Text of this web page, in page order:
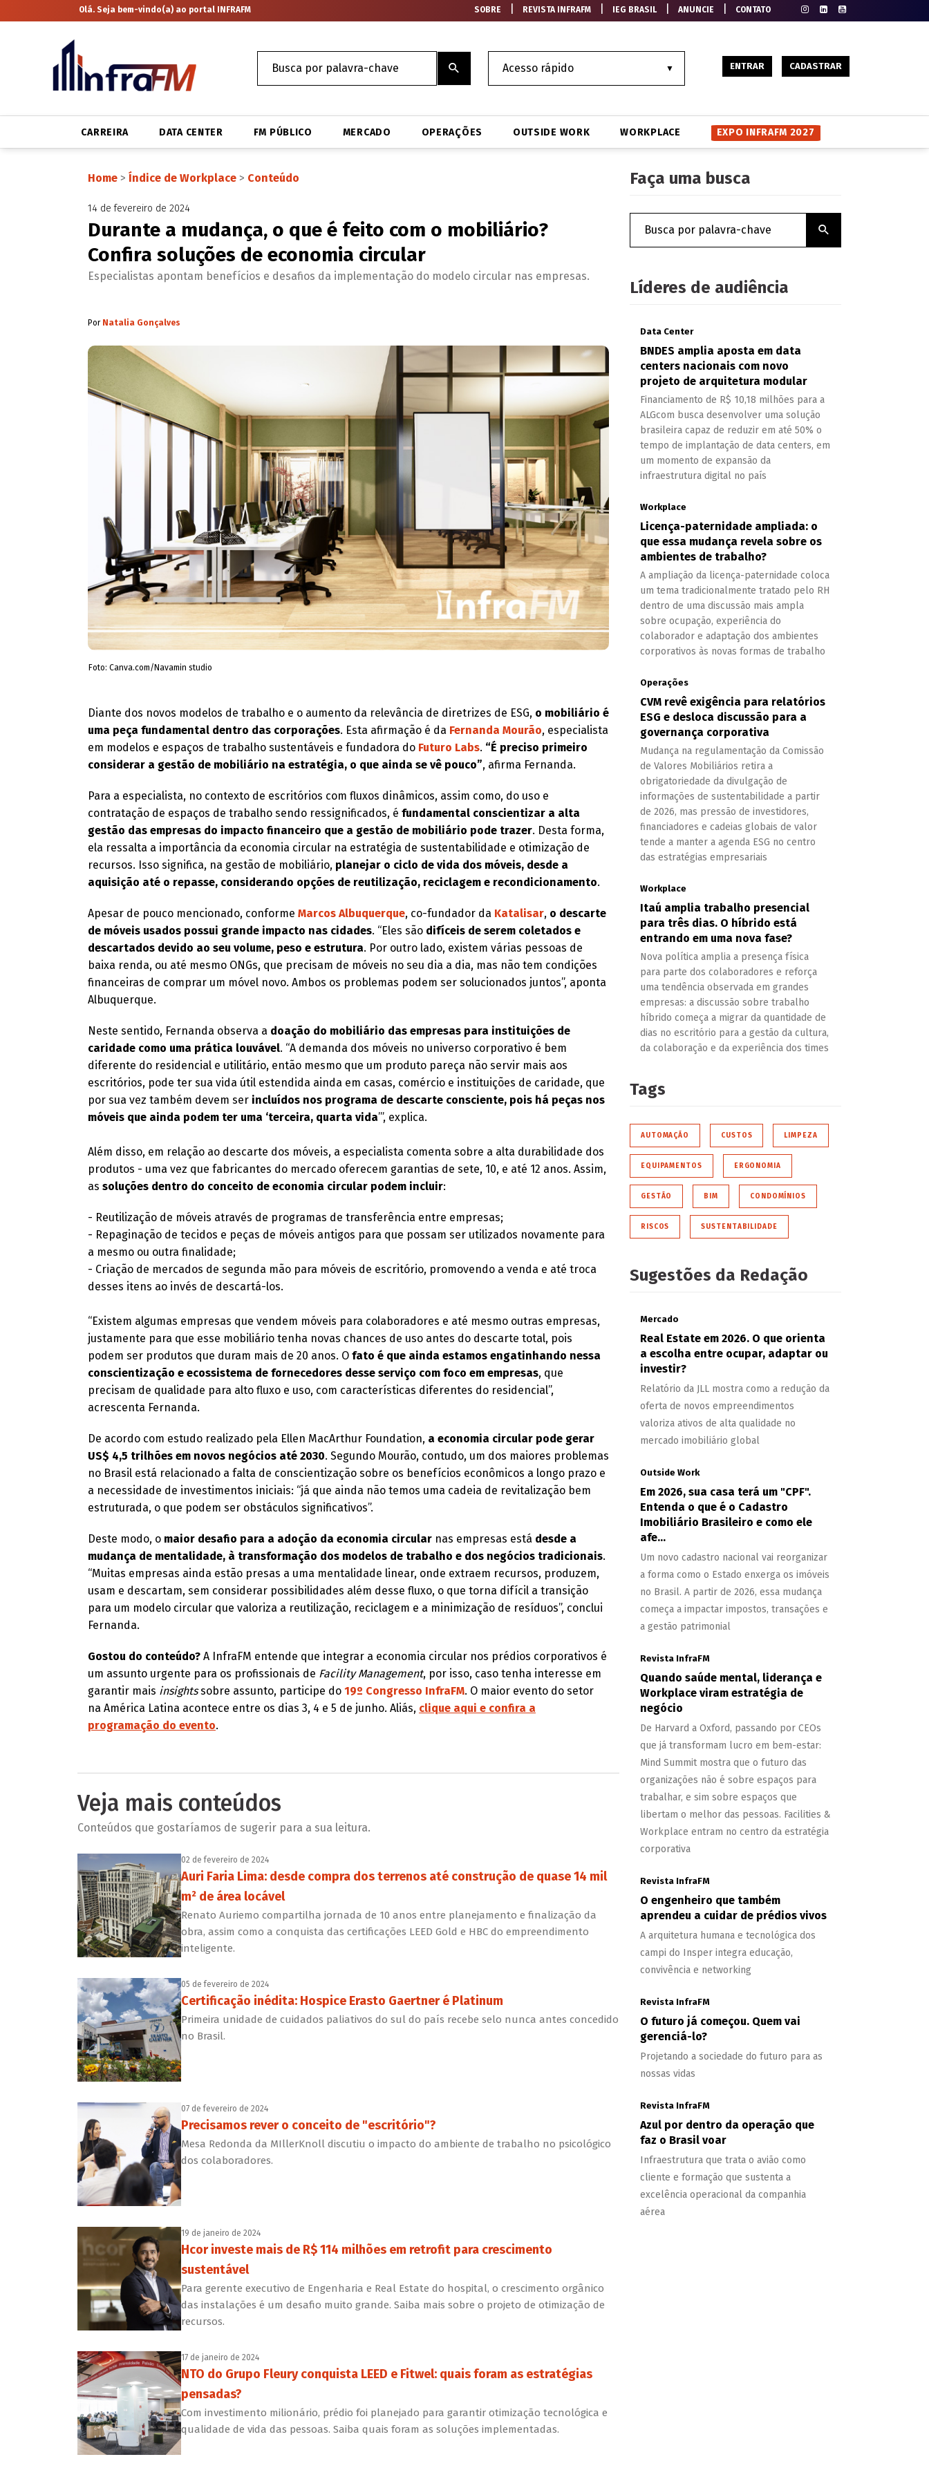
Olá. Seja bem-vindo(a) ao portal INFRAFM SOBRE REVISTA INFRAFM IEG BRASIL|ANUNCIE CONTATO
ENTRAR CADASTRAR
CARREIRA DATA CENTER FM PÚBLICO MERCADO OPERAÇÕES OUTSIDE WORK WORKPLACE EXPO INFRAFM 2027
Home> Índice de Workplace> Conteúdo
14 de fevereiro de 2024
Durante a mudança, o que é feito com o mobiliário?
Confira soluções de economia circular
Especialistas apontam benefícios e desafios da implementação do modelo circular nas empresas.
Por Natalia Gonçalves
Foto: Canva.com/Navamin studio
Diante dos novos modelos de trabalho e o aumento da relevância de diretrizes de ESG, o mobiliário é
uma peça fundamental dentro das corporações. Esta afirmação é da Fernanda Mourão, especialista
em modelos e espaços de trabalho sustentáveis e fundadora do Futuro Labs. “É preciso primeiro
considerar a gestão de mobiliário na estratégia, o que ainda se vê pouco”, afirma Fernanda.
Para a especialista, no contexto de escritórios com fluxos dinâmicos, assim como, do uso e
contratação de espaços de trabalho sendo ressignificados, é fundamental conscientizar a alta
gestão das empresas do impacto financeiro que a gestão de mobiliário pode trazer. Desta forma,
ela ressalta a importância da economia circular na estratégia de sustentabilidade e otimização de
recursos. Isso significa, na gestão de mobiliário, planejar o ciclo de vida dos móveis, desde a
aquisição até o repasse, considerando opções de reutilização, reciclagem e recondicionamento.
Apesar de pouco mencionado, conforme Marcos Albuquerque, co-fundador da Katalisar,o descarte
de móveis usados possui grande impacto nas cidades. “Eles são difíceis de serem coletados e
descartados devido ao seu volume, peso e estrutura. Por outro lado, existem várias pessoas de
baixa renda, ou até mesmo ONGs, que precisam de móveis no seu dia a dia, mas não tem condições
financeiras de comprar um móvel novo. Ambos os problemas podem ser solucionados juntos”, aponta
Albuquerque.
Neste sentido, Fernanda observa a doação do mobiliário das empresas para instituições de
caridade como uma prática louvável. “A demanda dos móveis no universo corporativo é bem
diferente do residencial e utilitário, então mesmo que um produto pareça não servir mais aos
escritórios, pode ter sua vida útil estendida ainda em casas, comércio e instituições de caridade, que
por sua vez também devem ser incluídos nos programa de descarte consciente, pois há peças nos
móveis que ainda podem ter uma ‘terceira, quarta vida’”, explica.
Além disso, em relação ao descarte dos móveis, a especialista comenta sobre a alta durabilidade dos
produtos - uma vez que fabricantes do mercado oferecem garantias de sete, 10, e até 12 anos. Assim,
as soluções dentro do conceito de economia circular podem incluir:
- Reutilização de móveis através de programas de transferência entre empresas;
- Repaginação de tecidos e peças de móveis antigos para que possam ser utilizados novamente para
a mesmo ou outra finalidade;
- Criação de mercados de segunda mão para móveis de escritório, promovendo a venda e até troca
desses itens ao invés de descartá-los.
“Existem algumas empresas que vendem móveis para colaboradores e até mesmo outras empresas,
justamente para que esse mobiliário tenha novas chances de uso antes do descarte total, pois
podem ser produtos que duram mais de 20 anos. O fato é que ainda estamos engatinhando nessa
conscientização e ecossistema de fornecedores desse serviço com foco em empresas, que
precisam de qualidade para alto fluxo e uso, com características diferentes do residencial”,
acrescenta Fernanda.
De acordo com estudo realizado pela Ellen MacArthur Foundation, a economia circular pode gerar
US$ 4,5 trilhões em novos negócios até 2030. Segundo Mourão, contudo, um dos maiores problemas
no Brasil está relacionado a falta de conscientização sobre os benefícios econômicos a longo prazo e
a necessidade de investimentos iniciais: “já que ainda não temos uma cadeia de revitalização bem
estruturada, o que podem ser obstáculos significativos”.
Deste modo, o maior desafio para a adoção da economia circular nas empresas estádesde a
mudança de mentalidade, à transformação dos modelos de trabalho e dos negócios tradicionais.
“Muitas empresas ainda estão presas a uma mentalidade linear, onde extraem recursos, produzem,
usam e descartam, sem considerar possibilidades além desse fluxo, o que torna difícil a transição
para um modelo circular que valoriza a reutilização, reciclagem e a minimização de resíduos”, conclui
Fernanda.
Gostou do conteúdo? A InfraFM entende que integrar a economia circular nos prédios corporativos é
um assunto urgente para os profissionais de Facility Management, por isso, caso tenha interesse em
garantir mais insightssobre assunto, participe do 19º Congresso InfraFM. O maior evento do setor
na América Latina acontece entre os dias 3, 4 e 5 de junho. Aliás, clique aqui e confira a
programação do evento.
Veja mais conteúdos
Conteúdos que gostaríamos de sugerir para a sua leitura.
02 de fevereiro de 2024
Auri Faria Lima: desde compra dos terrenos até construção de quase 14 mil
m² de área locável
Renato Auriemo compartilha jornada de 10 anos entre planejamento e finalização da
obra, assim como a conquista das certificações LEED Gold e HBC do empreendimento
inteligente.
05 de fevereiro de 2024
Certificação inédita: Hospice Erasto Gaertner é Platinum
Primeira unidade de cuidados paliativos do sul do país recebe selo nunca antes concedido
no Brasil.
07 de fevereiro de 2024
Precisamos rever o conceito de "escritório"?
Mesa Redonda da MIllerKnoll discutiu o impacto do ambiente de trabalho no psicológico
dos colaboradores.
19 de janeiro de 2024
Hcor investe mais de R$ 114 milhões em retrofit para crescimento
sustentável
Para gerente executivo de Engenharia e Real Estate do hospital, o crescimento orgânico
das instalações é um desafio muito grande. Saiba mais sobre o projeto de otimização de
recursos.
17 de janeiro de 2024
NTO do Grupo Fleury conquista LEED e Fitwel: quais foram as estratégias
pensadas?
Com investimento milionário, prédio foi planejado para garantir otimização tecnológica e
qualidade de vida das pessoas. Saiba quais foram as soluções implementadas.
Faça uma busca
Líderes de audiência
Data Center
BNDES amplia aposta em data
centers nacionais com novo
projeto de arquitetura modular
Financiamento de R$ 10,18 milhões para a
ALGcom busca desenvolver uma solução
brasileira capaz de reduzir em até 50% o
tempo de implantação de data centers, em
um momento de expansão da
infraestrutura digital no país
Workplace
Licença-paternidade ampliada: o
que essa mudança revela sobre os
ambientes de trabalho?
A ampliação da licença-paternidade coloca
um tema tradicionalmente tratado pelo RH
dentro de uma discussão mais ampla
sobre ocupação, experiência do
colaborador e adaptação dos ambientes
corporativos às novas formas de trabalho
Operações
CVM revê exigência para relatórios
ESG e desloca discussão para a
governança corporativa
Mudança na regulamentação da Comissão
de Valores Mobiliários retira a
obrigatoriedade da divulgação de
informações de sustentabilidade a partir
de 2026, mas pressão de investidores,
financiadores e cadeias globais de valor
tende a manter a agenda ESG no centro
das estratégias empresariais
Workplace
Itaú amplia trabalho presencial
para três dias. O híbrido está
entrando em uma nova fase?
Nova política amplia a presença física
para parte dos colaboradores e reforça
uma tendência observada em grandes
empresas: a discussão sobre trabalho
híbrido começa a migrar da quantidade de
dias no escritório para a gestão da cultura,
da colaboração e da experiência dos times
Tags
AUTOMAÇÃO CUSTOS LIMPEZA
EQUIPAMENTOS ERGONOMIA
GESTÃO BIM CONDOMÍNIOS
RISCOS SUSTENTABILIDADE
Sugestões da Redação
Mercado
Real Estate em 2026. O que orienta
a escolha entre ocupar, adaptar ou
investir?
Relatório da JLL mostra como a redução da
oferta de novos empreendimentos
valoriza ativos de alta qualidade no
mercado imobiliário global
Outside Work
Em 2026, sua casa terá um "CPF".
Entenda o que é o Cadastro
Imobiliário Brasileiro e como ele
afe...
Um novo cadastro nacional vai reorganizar
a forma como o Estado enxerga os imóveis
no Brasil. A partir de 2026, essa mudança
começa a impactar impostos, transações e
a gestão patrimonial
Revista InfraFM
Quando saúde mental, liderança e
Workplace viram estratégia de
negócio
De Harvard a Oxford, passando por CEOs
que já transformam lucro em bem-estar:
Mind Summit mostra que o futuro das
organizações não é sobre espaços para
trabalhar, e sim sobre espaços que
libertam o melhor das pessoas. Facilities &
Workplace entram no centro da estratégia
corporativa
Revista InfraFM
O engenheiro que também
aprendeu a cuidar de prédios vivos
A arquitetura humana e tecnológica dos
campi do Insper integra educação,
convivência e networking
Revista InfraFM
O futuro já começou. Quem vai
gerenciá-lo?
Projetando a sociedade do futuro para as
nossas vidas
Revista InfraFM
Azul por dentro da operação que
faz o Brasil voar
Infraestrutura que trata o avião como
cliente e formação que sustenta a
excelência operacional da companhia
aérea